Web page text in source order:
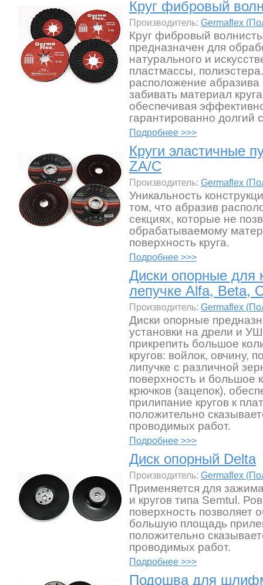
Круг фибровый
Производитель: Germaflex
Круг фибровый
предназначен для
натурального и
пластмассы,
расположение абразива
забивать материал
обеспечивая
гарантированно долгий
Подробнее >>>
Круги эластичные
ZA/C
Производитель: Germaflex
Уникальность
том, что абразив
секциях, которые не
обрабатываемому
поверхность круга.
Подробнее >>>
Диски опорные для
лепучке Alfa, Beta,
Производитель: Germaflex
Диски опорные
установки на дрели и
прикрепить большое
кругов: войлок, овчину,
липучке с различной
поверхность и большое
крючков (зацепок),
прилипание кругов к
положительно
проводимых работ.
Подробнее >>>
Диск опорный Delta
Производитель: Germaflex
Применяется для
и кругов типа Semtul.
поверхность позволяет
большую площадь
положительно
проводимых работ.
Подробнее >>>
Подошва для